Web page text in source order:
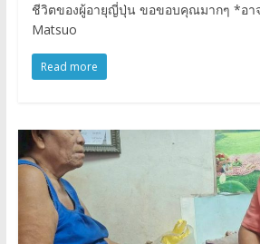
ชีวิตของผู้อายุญี่ปุ่น ขอขอบคุณมากๆ *อา
Matsuo
Read more